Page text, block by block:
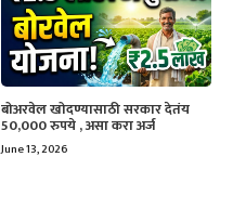
बोअरवेल खोदण्यासाठी सरकार देतंय
50,000 रुपये , असा करा अर्ज
June 13, 2026